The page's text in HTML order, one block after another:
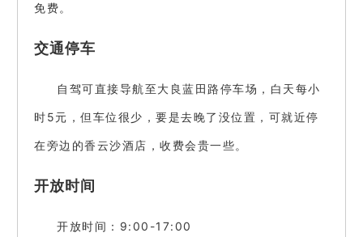
免费。
交通停车
自驾可直接导航至大良蓝田路停车场，白天每小
时5元，但车位很少，要是去晚了没位置，可就近停
在旁边的香云沙酒店，收费会贵一些。
开放时间
开放时间：9:00-17:00